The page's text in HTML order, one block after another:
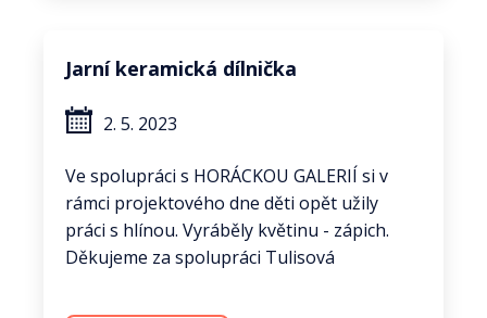
Jarní keramická dílnička
2. 5. 2023
Ve spolupráci s HORÁCKOU GALERIÍ si v
rámci projektového dne děti opět užily
práci s hlínou. Vyráběly květinu - zápich.
Děkujeme za spolupráci Tulisová